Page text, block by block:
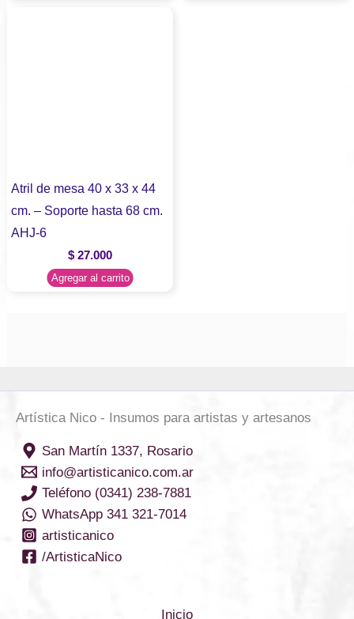
Atril de mesa 40 x 33 x 44
cm. – Soporte hasta 68 cm.
AHJ-6
$ 27.000
Agregar al carrito
Artística Nico - Insumos para artistas y artesanos
San Martín 1337, Rosario
info@artisticanico.com.ar
Teléfono (0341) 238-7881
WhatsApp 341 321-7014
artisticanico
/ArtisticaNico
Inicio